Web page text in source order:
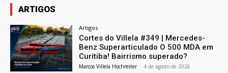
ARTIGOS
Artigos
Cortes do Villela #349 | Mercedes-
Benz Superarticulado O 500 MDA em
Curitiba! Bairrismo superado?
Marcos Villela Hochreiter - 4 de agosto de 2026